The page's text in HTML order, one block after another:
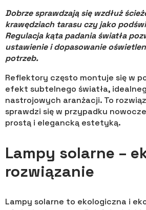
Dobrze sprawdzają się wzdłuż
krawędziach tarasu czy jako
Regulacja kąta padania światła
ustawienie i dopasowanie
potrzeb.
Reflektory często montuje się w
efekt subtelnego światła,
nastrojowych aranżacji. To
sprawdzi się w przypadku
prostą i elegancką estetyką.
Lampy solarne –
rozwiązanie
Lampy solarne to ekologiczna i